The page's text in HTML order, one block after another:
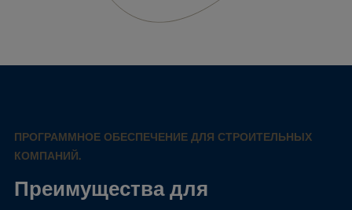
ПРОГРАММНОЕ ОБЕСПЕЧЕНИЕ ДЛЯ СТРОИТЕЛЬНЫХ
КОМПАНИЙ.
Преимущества для